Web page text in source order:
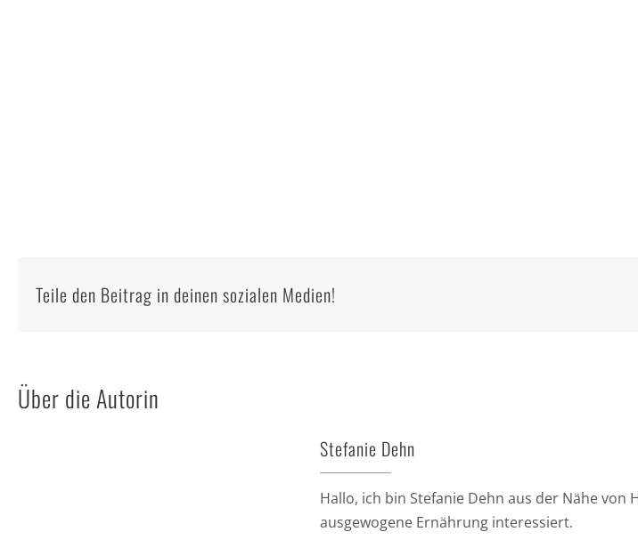
Teile den Beitrag in deinen sozialen Medien!
Über die Autorin
Stefanie Dehn
Hallo, ich bin Stefanie Dehn aus der Nähe
ausgewogene Ernährung interessiert.